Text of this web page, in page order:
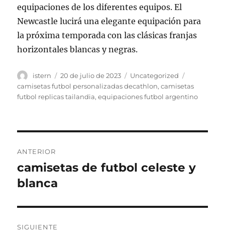
equipaciones de los diferentes equipos. El
Newcastle lucirá una elegante equipación para
la próxima temporada con las clásicas franjas
horizontales blancas y negras.
Autor
istern
Publicado
el
20 de julio de 2023 Categorías
Uncategorized
camisetas futbol personalizadas decathlon,camisetas
futbol replicas tailandia,equipaciones futbol argentino
de
entradas
ANTERIOR
Entrada
anterior:
camisetas de futbol celeste y
blanca
SIGUIENTE